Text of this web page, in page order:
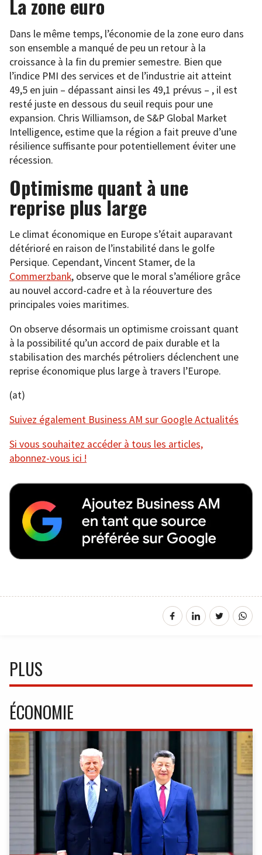
La zone euro
Dans le même temps, l’économie de la zone euro dans
son ensemble a manqué de peu un retour à la
croissance à la fin du premier semestre. Bien que
l’indice PMI des services et de l’industrie ait atteint
49,5 en juin – dépassant ainsi les 49,1 prévus – , il est
resté juste en dessous du seuil requis pour une
expansion. Chris Williamson, de S&P Global Market
Intelligence, estime que la région a fait preuve d’une
résilience suffisante pour potentiellement éviter une
récession.
Optimisme quant à une
reprise plus large
Le climat économique en Europe s’était auparavant
détérioré en raison de l’instabilité dans le golfe
Persique. Cependant, Vincent Stamer, de la
Commerzbank, observe que le moral s’améliore grâce
au nouvel accord-cadre et à la réouverture des
principales voies maritimes.
On observe désormais un optimisme croissant quant
à la possibilité qu’un accord de paix durable et la
stabilisation des marchés pétroliers déclenchent une
reprise économique plus large à travers l’Europe.
(at)
Suivez également Business AM sur Google Actualités
Si vous souhaitez accéder à tous les articles,
abonnez-vous ici !
PLUS
ÉCONOMIE